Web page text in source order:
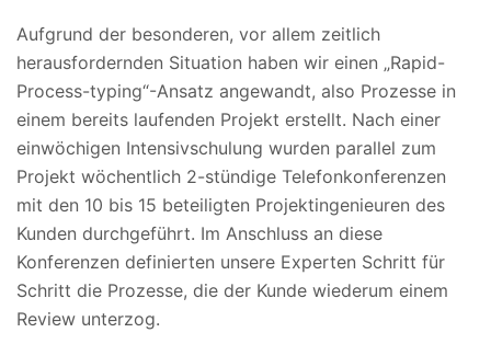
Aufgrund der besonderen, vor allem zeitlich
herausfordernden Situation haben wir einen „Rapid-
Process-typing“-Ansatz angewandt, also Prozesse in
einem bereits laufenden Projekt erstellt. Nach einer
einwöchigen Intensivschulung wurden parallel zum
Projekt wöchentlich 2-stündige Telefonkonferenzen
mit den 10 bis 15 beteiligten Projektingenieuren des
Kunden durchgeführt. Im Anschluss an diese
Konferenzen definierten unsere Experten Schritt für
Schritt die Prozesse, die der Kunde wiederum einem
Review unterzog.